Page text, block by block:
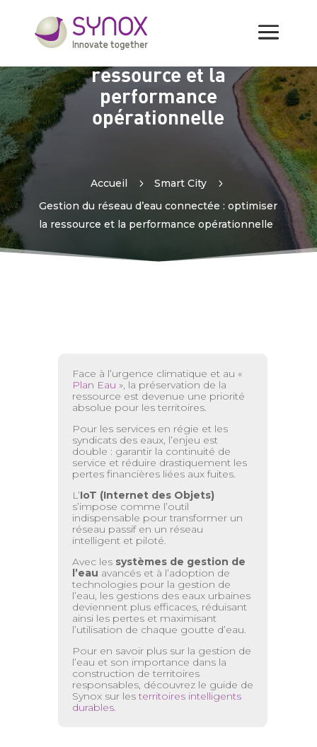
Gestion du réseau d’eau
connectée : optimiser la
ressource et la
performance
opérationnelle
Accueil 5 Smart City
5
Gestion du réseau d’eau connectée : optimiser
la ressource et la performance opérationnelle
Face à l’urgence climatique et au «
Plan Eau », la préservation de la
ressource est devenue une priorité
absolue pour les territoires.
Pour les services en régie et les
syndicats des eaux, l’enjeu est
double : garantir la continuité de
service et réduire drastiquement les
pertes financières liées aux fuites.
L’IoT (Internet des Objets)
s’impose comme l’outil
indispensable pour transformer un
réseau passif en un réseau
intelligent et piloté.
Avec les systèmes de gestion de
l’eau avancés et à l’adoption de
technologies pour la gestion de
l’eau, les gestions des eaux urbaines
deviennent plus efficaces, réduisant
ainsi les pertes et maximisant
l’utilisation de chaque goutte d’eau.
Pour en savoir plus sur la gestion de
l’eau et son importance dans la
construction de territoires
responsables, découvrez le guide de
Synox sur les territoires intelligents
durables.